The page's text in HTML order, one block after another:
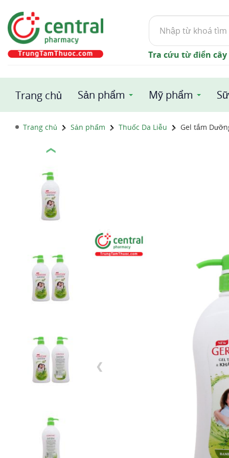
Tìm
kiếm
Tra cứu từ điển
Trang chủ Sản phẩm Mỹ phẩm
Trang chủ Sản phẩm Thuốc Da Liễu Gel tắm
❮
1 / 5
❮